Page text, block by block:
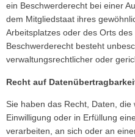
ein Beschwerderecht bei einer
dem Mitgliedstaat ihres
Arbeitsplatzes oder des Orts
Beschwerderecht besteht
verwaltungsrechtlicher oder
Recht auf
Sie haben das Recht, Daten,
Einwilligung oder in Erfüllung
verarbeiten, an sich oder an